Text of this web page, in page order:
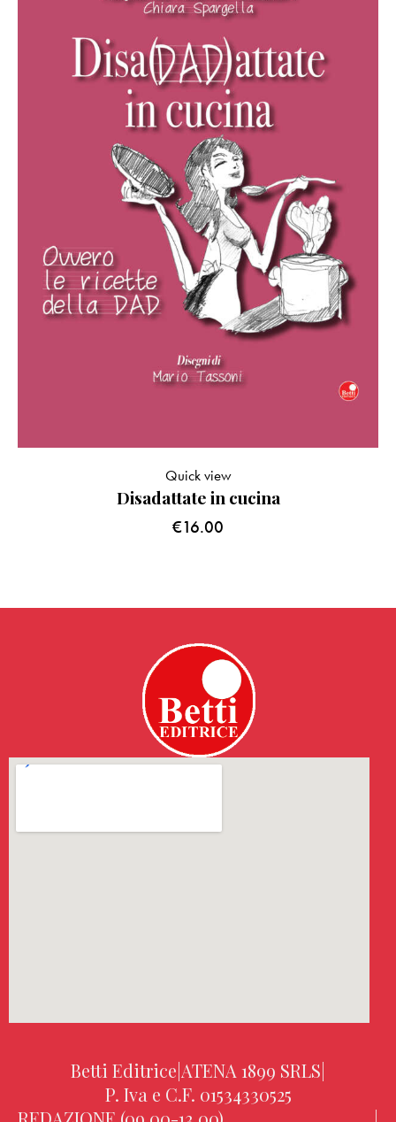
Disadattate in cucina
€16.00
Quick view
Betti Editrice|ATENA 1899 SRLS|
P. Iva e C.F. 01534330525